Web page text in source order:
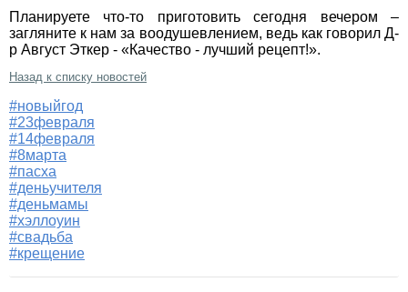
Планируете что-то приготовить сегодня вечером –
загляните к нам за воодушевлением, ведь как говорил Д-
р Август Эткер - «Качество - лучший рецепт!».
Назад к списку новостей
#новыйгод
#23февраля
#14февраля
#8марта
#пасха
#деньучителя
#деньмамы
#хэллоуин
#свадьба
#крещение